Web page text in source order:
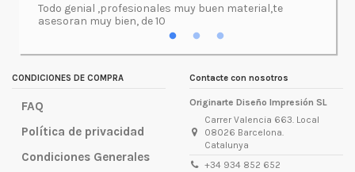
Todo genial ,profesionales muy buen material,te
asesoran muy bien, de 10
lugar
CONDICIONES DE COMPRA
FAQ
Política de privacidad
Condiciones Generales
Contacte con nosotros
Originarte Diseño Impresión SL
Carrer Valencia 663. Local
08026 Barcelona.
Catalunya
+34 934 852 652